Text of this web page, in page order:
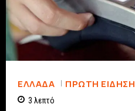
ΕΛΛΆΔΑ ΠΡΏΤΗ ΕΊΔΗΣΗ
3 λεπτό